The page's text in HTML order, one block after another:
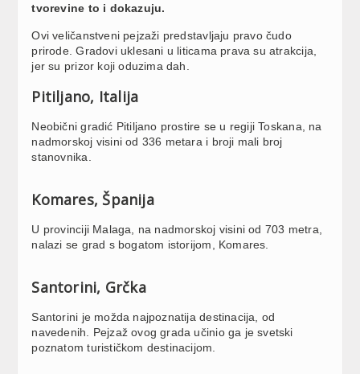
tvorevine to i dokazuju.
Ovi veličanstveni pejzaži predstavljaju pravo čudo
prirode. Gradovi uklesani u liticama prava su atrakcija,
jer su prizor koji oduzima dah.
Pitiljano, Italija
Neobični gradić Pitiljano prostire se u regiji Toskana, na
nadmorskoj visini od 336 metara i broji mali broj
stanovnika.
Komares, Španija
U provinciji Malaga, na nadmorskoj visini od 703 metra,
nalazi se grad s bogatom istorijom, Komares.
Santorini, Grčka
Santorini je možda najpoznatija destinacija, od
navedenih. Pejzaž ovog grada učinio ga je svetski
poznatom turističkom destinacijom.